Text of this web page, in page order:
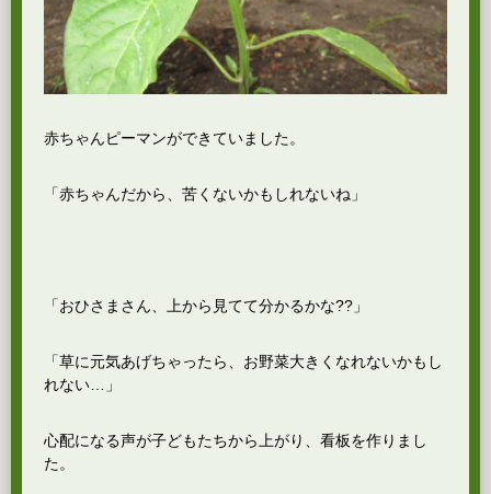
赤ちゃんピーマンができていました。
「赤ちゃんだから、苦くないかもしれないね」
「おひさまさん、上から見てて分かるかな??」
「草に元気あげちゃったら、お野菜大きくなれないかもし
れない…」
心配になる声が子どもたちから上がり、看板を作りまし
た。